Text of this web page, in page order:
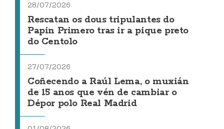
28/07/2026
Rescatan os dous tripulantes do
Papin Primero tras ir a pique preto
do Centolo
27/07/2026
Coñecendo a Raúl Lema, o muxián
de 15 anos que vén de cambiar o
Dépor polo Real Madrid